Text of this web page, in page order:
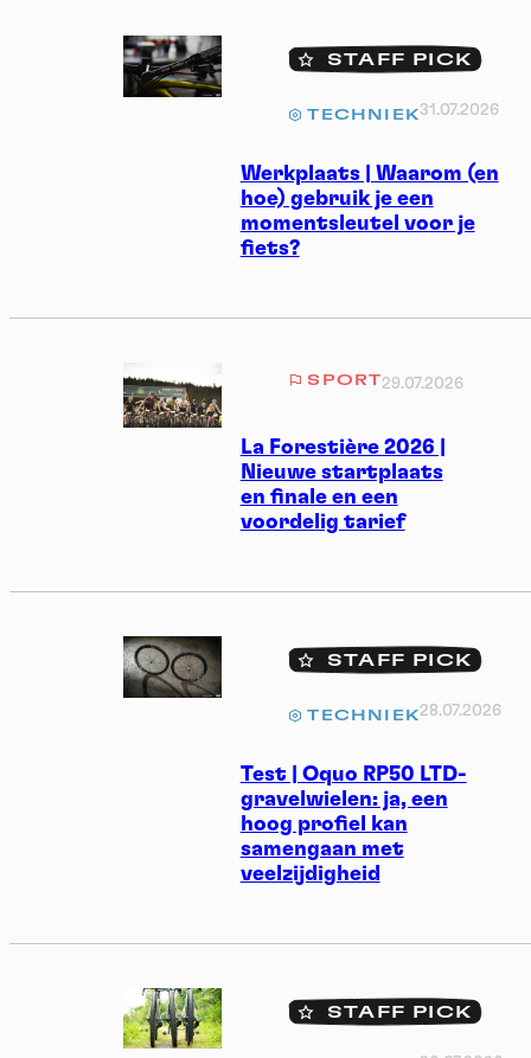
Werkplaats | Waarom (en
hoe) gebruik je een
momentsleutel voor je
fiets?
STAFF PICK
TECHNIEK31.07.2026
La Forestière 2026 |
Nieuwe startplaats
en finale en een
voordelig tarief
SPORT29.07.2026
Test | Oquo RP50 LTD-
gravelwielen: ja, een
hoog profiel kan
samengaan met
veelzijdigheid
STAFF PICK
TECHNIEK28.07.2026
STAFF PICK